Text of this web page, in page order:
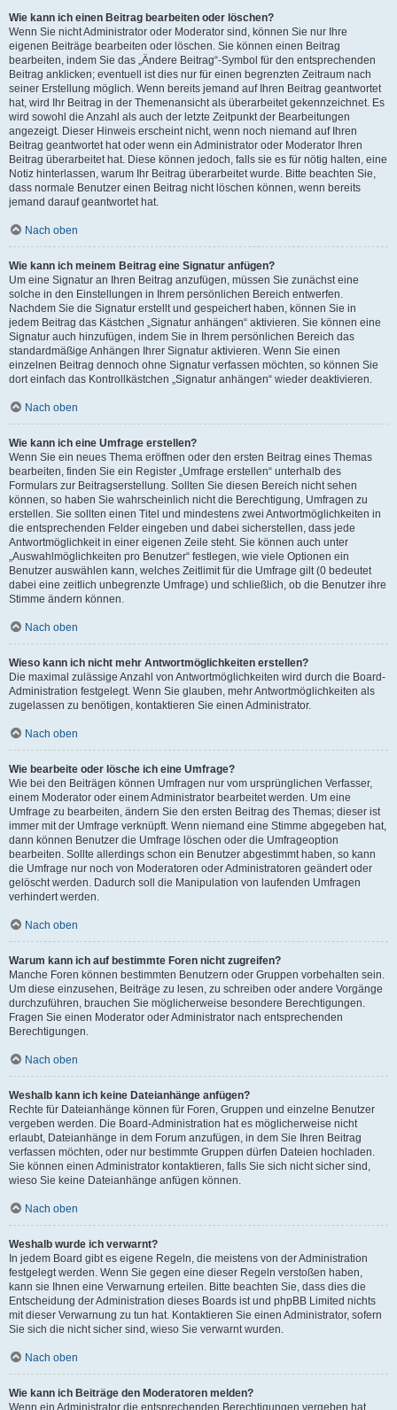
Wie kann ich einen Beitrag bearbeiten oder löschen?
Wenn Sie nicht Administrator oder Moderator sind, können Sie nur Ihre
eigenen Beiträge bearbeiten oder löschen. Sie können einen Beitrag
bearbeiten, indem Sie das „Ändere Beitrag“-Symbol für den entsprechenden
Beitrag anklicken; eventuell ist dies nur für einen begrenzten Zeitraum nach
seiner Erstellung möglich. Wenn bereits jemand auf Ihren Beitrag geantwortet
hat, wird Ihr Beitrag in der Themenansicht als überarbeitet gekennzeichnet. Es
wird sowohl die Anzahl als auch der letzte Zeitpunkt der Bearbeitungen
angezeigt. Dieser Hinweis erscheint nicht, wenn noch niemand auf Ihren
Beitrag geantwortet hat oder wenn ein Administrator oder Moderator Ihren
Beitrag überarbeitet hat. Diese können jedoch, falls sie es für nötig halten, eine
Notiz hinterlassen, warum Ihr Beitrag überarbeitet wurde. Bitte beachten Sie,
dass normale Benutzer einen Beitrag nicht löschen können, wenn bereits
jemand darauf geantwortet hat.
Nach oben
Wie kann ich meinem Beitrag eine Signatur anfügen?
Um eine Signatur an Ihren Beitrag anzufügen, müssen Sie zunächst eine
solche in den Einstellungen in Ihrem persönlichen Bereich entwerfen.
Nachdem Sie die Signatur erstellt und gespeichert haben, können Sie in
jedem Beitrag das Kästchen „Signatur anhängen“ aktivieren. Sie können eine
Signatur auch hinzufügen, indem Sie in Ihrem persönlichen Bereich das
standardmäßige Anhängen Ihrer Signatur aktivieren. Wenn Sie einen
einzelnen Beitrag dennoch ohne Signatur verfassen möchten, so können Sie
dort einfach das Kontrollkästchen „Signatur anhängen“ wieder deaktivieren.
Nach oben
Wie kann ich eine Umfrage erstellen?
Wenn Sie ein neues Thema eröffnen oder den ersten Beitrag eines Themas
bearbeiten, finden Sie ein Register „Umfrage erstellen“ unterhalb des
Formulars zur Beitragserstellung. Sollten Sie diesen Bereich nicht sehen
können, so haben Sie wahrscheinlich nicht die Berechtigung, Umfragen zu
erstellen. Sie sollten einen Titel und mindestens zwei Antwortmöglichkeiten in
die entsprechenden Felder eingeben und dabei sicherstellen, dass jede
Antwortmöglichkeit in einer eigenen Zeile steht. Sie können auch unter
„Auswahlmöglichkeiten pro Benutzer“ festlegen, wie viele Optionen ein
Benutzer auswählen kann, welches Zeitlimit für die Umfrage gilt (0 bedeutet
dabei eine zeitlich unbegrenzte Umfrage) und schließlich, ob die Benutzer ihre
Stimme ändern können.
Nach oben
Wieso kann ich nicht mehr Antwortmöglichkeiten erstellen?
Die maximal zulässige Anzahl von Antwortmöglichkeiten wird durch die Board-
Administration festgelegt. Wenn Sie glauben, mehr Antwortmöglichkeiten als
zugelassen zu benötigen, kontaktieren Sie einen Administrator.
Nach oben
Wie bearbeite oder lösche ich eine Umfrage?
Wie bei den Beiträgen können Umfragen nur vom ursprünglichen Verfasser,
einem Moderator oder einem Administrator bearbeitet werden. Um eine
Umfrage zu bearbeiten, ändern Sie den ersten Beitrag des Themas; dieser ist
immer mit der Umfrage verknüpft. Wenn niemand eine Stimme abgegeben hat,
dann können Benutzer die Umfrage löschen oder die Umfrageoption
bearbeiten. Sollte allerdings schon ein Benutzer abgestimmt haben, so kann
die Umfrage nur noch von Moderatoren oder Administratoren geändert oder
gelöscht werden. Dadurch soll die Manipulation von laufenden Umfragen
verhindert werden.
Nach oben
Warum kann ich auf bestimmte Foren nicht zugreifen?
Manche Foren können bestimmten Benutzern oder Gruppen vorbehalten sein.
Um diese einzusehen, Beiträge zu lesen, zu schreiben oder andere Vorgänge
durchzuführen, brauchen Sie möglicherweise besondere Berechtigungen.
Fragen Sie einen Moderator oder Administrator nach entsprechenden
Berechtigungen.
Nach oben
Weshalb kann ich keine Dateianhänge anfügen?
Rechte für Dateianhänge können für Foren, Gruppen und einzelne Benutzer
vergeben werden. Die Board-Administration hat es möglicherweise nicht
erlaubt, Dateianhänge in dem Forum anzufügen, in dem Sie Ihren Beitrag
verfassen möchten, oder nur bestimmte Gruppen dürfen Dateien hochladen.
Sie können einen Administrator kontaktieren, falls Sie sich nicht sicher sind,
wieso Sie keine Dateianhänge anfügen können.
Nach oben
Weshalb wurde ich verwarnt?
In jedem Board gibt es eigene Regeln, die meistens von der Administration
festgelegt werden. Wenn Sie gegen eine dieser Regeln verstoßen haben,
kann sie Ihnen eine Verwarnung erteilen. Bitte beachten Sie, dass dies die
Entscheidung der Administration dieses Boards ist und phpBB Limited nichts
mit dieser Verwarnung zu tun hat. Kontaktieren Sie einen Administrator, sofern
Sie sich die nicht sicher sind, wieso Sie verwarnt wurden.
Nach oben
Wie kann ich Beiträge den Moderatoren melden?
Wenn ein Administrator die entsprechenden Berechtigungen vergeben hat,